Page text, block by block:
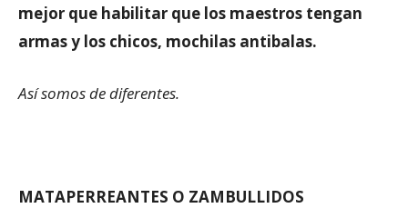
mejor que habilitar que los maestros tengan
armas y los chicos, mochilas antibalas.
Así somos de diferentes.
MATAPERREANTES O ZAMBULLIDOS